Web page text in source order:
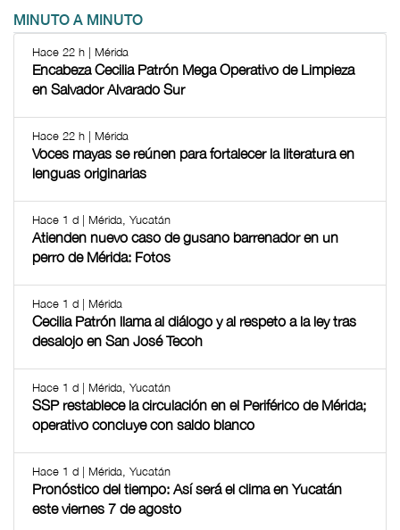
MINUTO A MINUTO
Hace 22 h | Mérida
Encabeza Cecilia Patrón Mega Operativo de Limpieza
en Salvador Alvarado Sur
Hace 22 h | Mérida
Voces mayas se reúnen para fortalecer la literatura en
lenguas originarias
Hace 1 d | Mérida, Yucatán
Atienden nuevo caso de gusano barrenador en un
perro de Mérida: Fotos
Hace 1 d | Mérida
Cecilia Patrón llama al diálogo y al respeto a la ley tras
desalojo en San José Tecoh
Hace 1 d | Mérida, Yucatán
SSP restablece la circulación en el Periférico de Mérida;
operativo concluye con saldo blanco
Hace 1 d | Mérida, Yucatán
Pronóstico del tiempo: Así será el clima en Yucatán
este viernes 7 de agosto